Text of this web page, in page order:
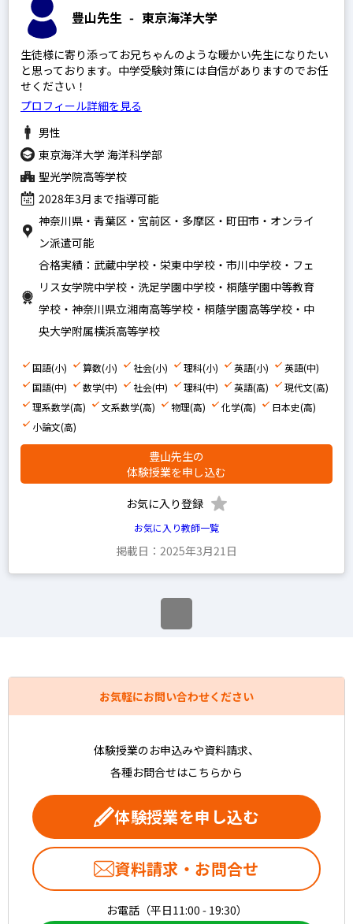
理系数学
文系数学
物理
化学
生物
地学
世界史
日本史
地理
政経
倫理
現代社会
小論文
男性
女性
文系
写真あり
写真なし
豊山先生 - 東京海洋大学
生徒様に寄り添ってお兄ちゃんのような暖かい先生になりたい
と思っております。中学受験対策には自信がありますのでお任
せください！
プロフィール詳細を見る
男性
東京海洋大学 海洋科学部
聖光学院高等学校
2028年3月まで指導可能
神奈川県・青葉区・宮前区・多摩区・町田市・オンライ
ン派遣可能
合格実績：武蔵中学校・栄東中学校・市川中学校・フェ
リス女学院中学校・洗足学園中学校・桐蔭学園中等教育
学校・神奈川県立湘南高等学校・桐蔭学園高等学校・中
央大学附属横浜高等学校
国語(小) 算数(小) 社会(小) 理科(小) 英語(小)
英語(中)
国語(中)
数学(中) 社会(中) 理科(中) 英語(高)
現代文(高)
理系数学(高)
文系数学(高) 物理(高) 化学(高)
日本史(高)
小論文(高)
豊山先生の
体験授業を申し込む
お気に入り登録
お気に入り教師一覧
掲載日：2025年3月21日
お気軽にお問い合わせください
体験授業のお申込みや資料請求、
各種お問合せはこちらから
体験授業を申し込む
資料請求・お問合せ
お電話（平日11:00 - 19:30）